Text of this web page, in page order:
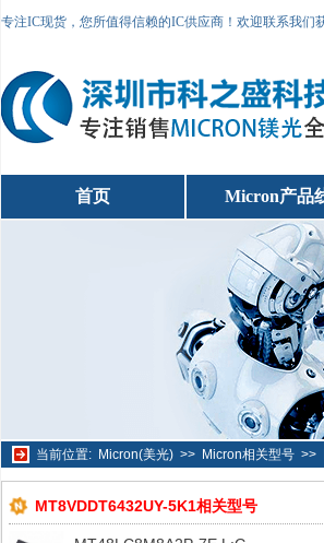
专注IC现货，您所值得信赖的IC供应商！欢迎联系我们
首页 Micron产品
当前位置: Micron(美光)>> Micron相关型号>>
MT8VDDT6432UY-5K1相关型号